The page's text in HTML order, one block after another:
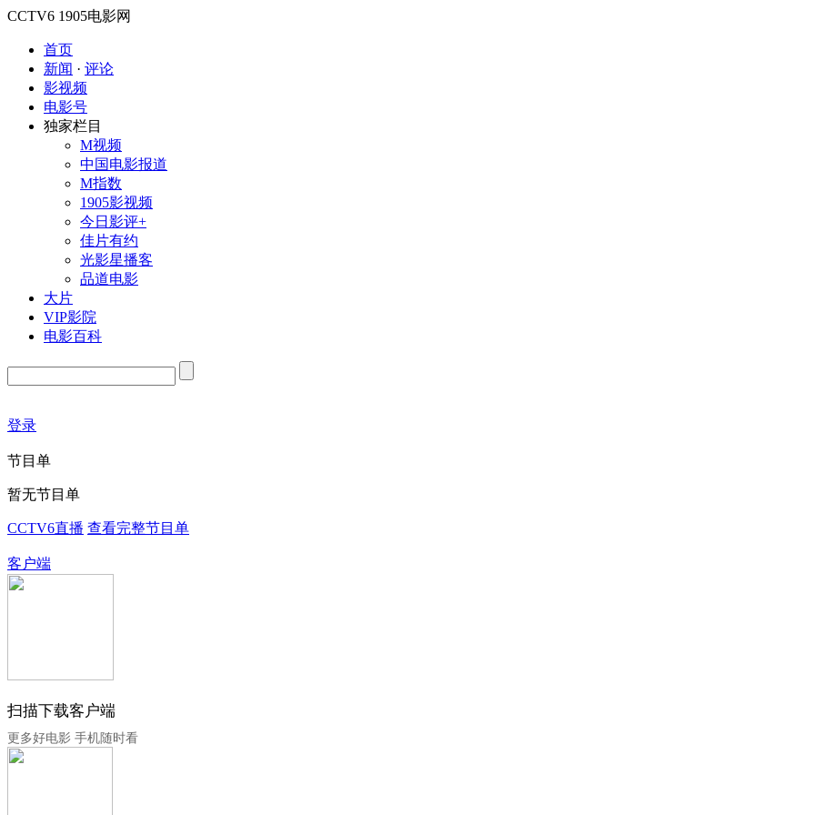
CCTV6 1905电影网
首页
新闻 · 评论
影视频
电影号
独家栏目
M视频
中国电影报道
M指数
1905影视频
今日影评+
佳片有约
光影星播客
品道电影
大片
VIP影院
电影百科
登录
节目单
暂无节目单
CCTV6直播 查看完整节目单
客户端
扫描下载客户端
更多好电影 手机随时看